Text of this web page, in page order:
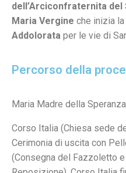
dell’Arciconfraternita del
Maria Vergine che inizia la
Addolorata per le vie di
Percorso della
Maria Madre della
Corso Italia (Chiesa sede
Cerimonia di uscita con
(Consegna del Fazzoletto